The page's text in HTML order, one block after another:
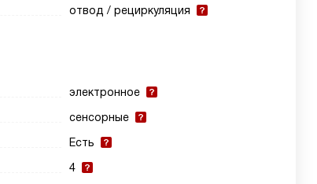
отвод / рециркуляция
электронное
сенсорные
Есть
4